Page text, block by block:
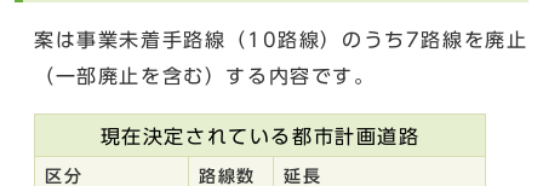
案は事業未着手路線（10路線）のうち7路線を廃止
（一部廃止を含む）する内容です。
現在決定されている都市計画道路
区分 路線数 延長